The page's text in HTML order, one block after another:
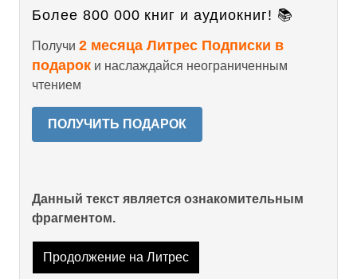
Более 800 000 книг и аудиокниг! 📚
Получи 2 месяца Литрес Подписки в
подарок и наслаждайся неограниченным
чтением
ПОЛУЧИТЬ ПОДАРОК
Данный текст является ознакомительным
фрагментом.
Продолжение на Литрес